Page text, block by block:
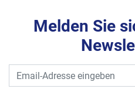
Melden Sie